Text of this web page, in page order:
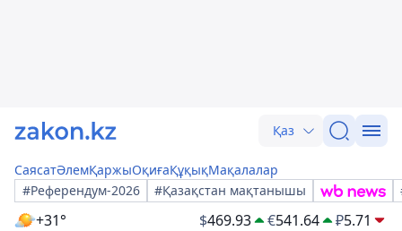
Қаз
СаясатӘлемҚаржыОқиғаҚұқықМақалалар
#Референдум-2026
#Қазақстан мақтанышы
+31° $469.93 €541.64 ₽5.71